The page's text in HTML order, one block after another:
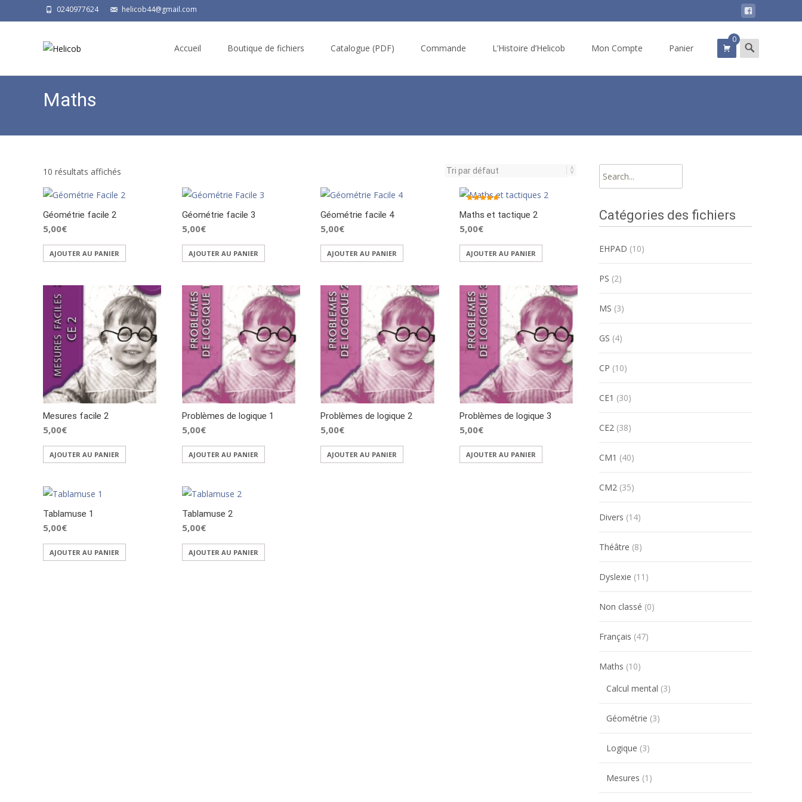
0240977624 helicob44@gmail.com
Accueil Boutique de fichiers Catalogue (PDF) Commande L’Histoire d’Helicob Mon Compte Panier
0 Search
for:
Maths
10 résultats affichés
Géométrie facile 2
5,00€
AJOUTER AU PANIER
Géométrie facile 3
5,00€
AJOUTER AU PANIER
Géométrie facile 4
5,00€
AJOUTER AU PANIER
Maths et tactique 2
5.00
sur 5
5,00€
AJOUTER AU PANIER
Mesures facile 2
5,00€
AJOUTER AU PANIER
Problèmes de logique 1
5,00€
AJOUTER AU PANIER
Problèmes de logique 2
5,00€
AJOUTER AU PANIER
Problèmes de logique 3
5,00€
AJOUTER AU PANIER
Tablamuse 1
5,00€
AJOUTER AU PANIER
Tablamuse 2
5,00€
AJOUTER AU PANIER
Search
for:
Catégories des fichiers
EHPAD (10)
PS (2)
MS (3)
GS (4)
CP (10)
CE1 (30)
CE2 (38)
CM1 (40)
CM2 (35)
Divers (14)
Théâtre (8)
Dyslexie (11)
Non classé (0)
Français (47)
Maths (10)
Calcul mental (3)
Géométrie (3)
Logique (3)
Mesures (1)